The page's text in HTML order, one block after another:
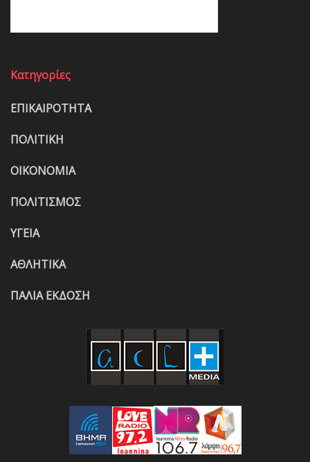
Κατηγορίες
ΕΠΙΚΑΙΡΟΤΗΤΑ
ΠΟΛΙΤΙΚΗ
ΟΙΚΟΝΟΜΙΑ
ΠΟΛΙΤΙΣΜΟΣ
ΥΓΕΙΑ
ΑΘΛΗΤΙΚΑ
ΠΑΛΙΑ ΕΚΔΟΣΗ